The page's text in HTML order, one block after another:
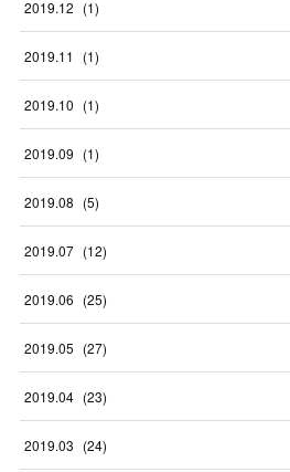
2019.12 (1)
2019.11 (1)
2019.10 (1)
2019.09 (1)
2019.08 (5)
2019.07 (12)
2019.06 (25)
2019.05 (27)
2019.04 (23)
2019.03 (24)